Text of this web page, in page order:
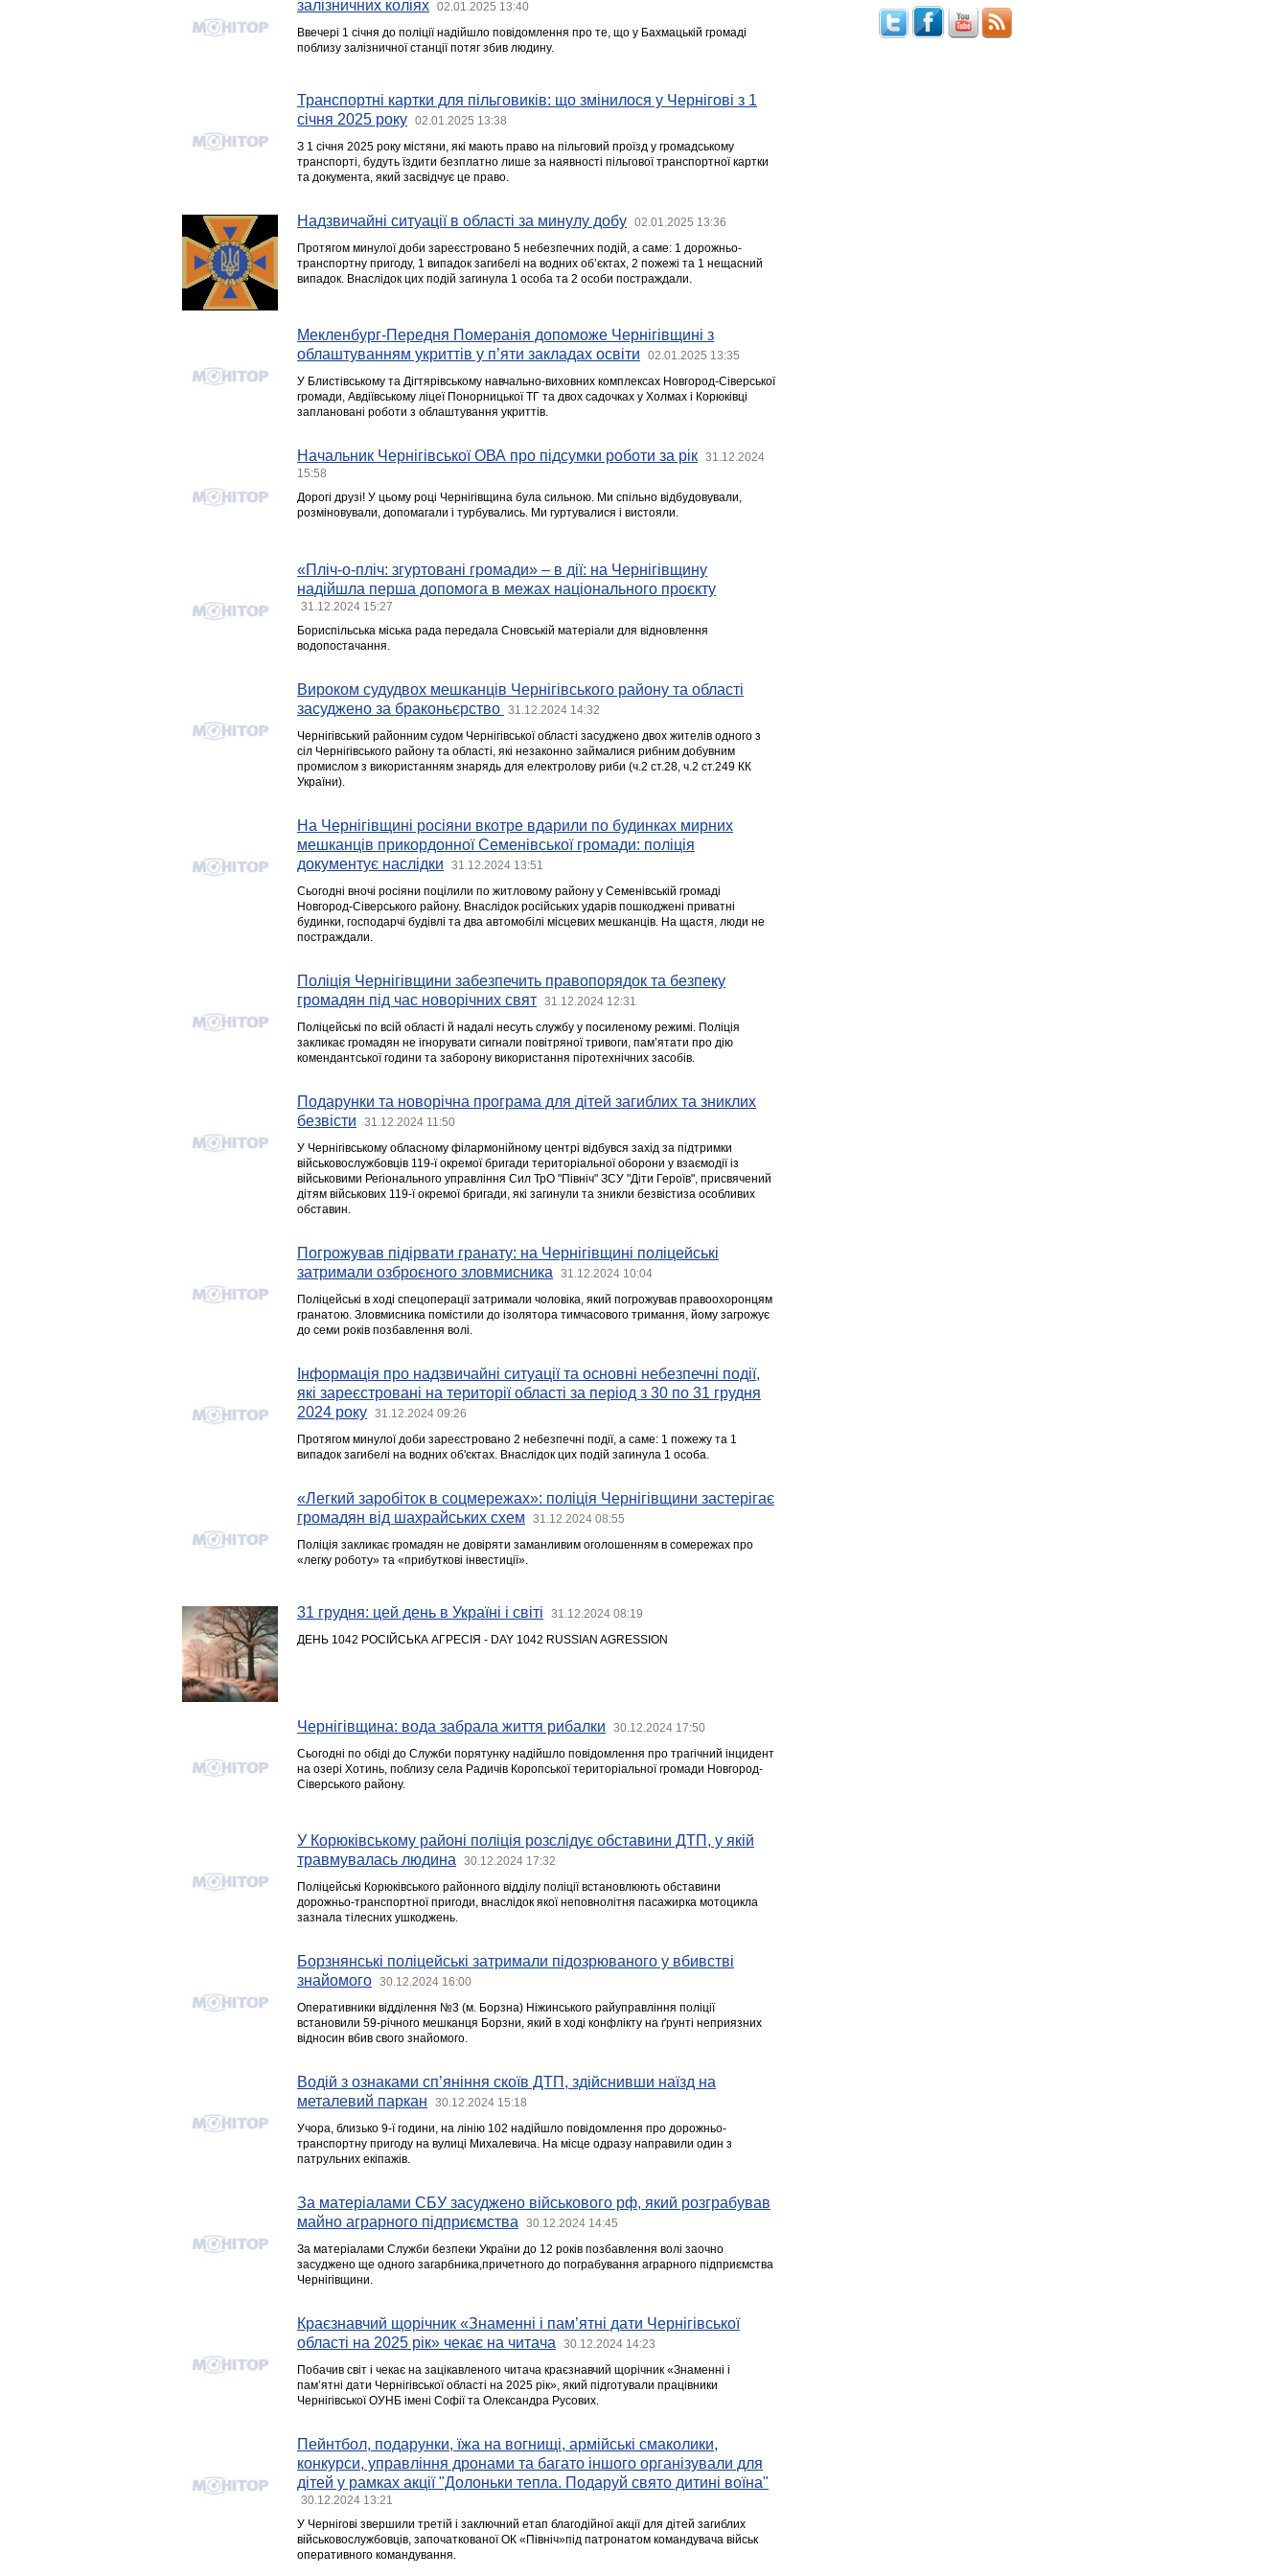
залізничних коліях
02.01.2025 13:40
Ввечері 1 січня до поліції надійшло повідомлення про те, що у Бахмацькій громаді
поблизу залізничної станції потяг збив людину.
Транспортні картки для пільговиків: що змінилося у Чернігові з 1
січня 2025 року
02.01.2025 13:38
З 1 січня 2025 року містяни, які мають право на пільговий проїзд у громадському
транспорті, будуть їздити безплатно лише за наявності пільгової транспортної картки
та документа, який засвідчує це право.
Надзвичайні ситуації в області за минулу добу 02.01.2025 13:36
Протягом минулої доби зареєстровано 5 небезпечних подій, а саме: 1 дорожньо-
транспортну пригоду, 1 випадок загибелі на водних об’єктах, 2 пожежі та 1 нещасний
випадок. Внаслідок цих подій загинула 1 особа та 2 особи постраждали.
Мекленбург-Передня Померанія допоможе Чернігівщині з
облаштуванням укриттів у п’яти закладах освіти
02.01.2025 13:35
У Блистівському та Дігтярівському навчально-виховних комплексах Новгород-Сіверської
громади, Авдіївському ліцеї Понорницької ТГ та двох садочках у Холмах і Корюківці
заплановані роботи з облаштування укриттів.
Начальник Чернігівської ОВА про підсумки роботи за рік
31.12.2024
15:58
Дорогі друзі! У цьому році Чернігівщина була сильною. Ми спільно відбудовували,
розміновували, допомагали і турбувались. Ми гуртувалися і вистояли.
«Пліч-о-пліч: згуртовані громади» – в дії: на Чернігівщину
надійшла перша допомога в межах національного проєкту
31.12.2024 15:27
Бориспільська міська рада передала Сновській матеріали для відновлення
водопостачання.
Вироком судудвох мешканців Чернігівського району та області
засуджено за браконьєрство
31.12.2024 14:32
Чернігівський районним судом Чернігівської області засуджено двох жителів одного з
сіл Чернігівського району та області, які незаконно займалися рибним добувним
промислом з використанням знарядь для електролову риби (ч.2 ст.28, ч.2 ст.249 КК
України).
На Чернігівщині росіяни вкотре вдарили по будинках мирних
мешканців прикордонної Семенівської громади: поліція
документує наслідки
31.12.2024 13:51
Сьогодні вночі росіяни поцілили по житловому району у Семенівській громаді
Новгород-Сіверського району. Внаслідок російських ударів пошкоджені приватні
будинки, господарчі будівлі та два автомобілі місцевих мешканців. На щастя, люди не
постраждали.
Поліція Чернігівщини забезпечить правопорядок та безпеку
громадян під час новорічних свят
31.12.2024 12:31
Поліцейські по всій області й надалі несуть службу у посиленому режимі. Поліція
закликає громадян не ігнорувати сигнали повітряної тривоги, пам’ятати про дію
комендантської години та заборону використання піротехнічних засобів.
Подарунки та новорічна програма для дітей загиблих та зниклих
безвісти
31.12.2024 11:50
У Чернігівському обласному філармонійному центрі відбувся захід за підтримки
військовослужбовців 119-ї окремої бригади територіальної оборони у взаємодії із
військовими Регіонального управління Сил ТрО "Північ" ЗСУ "Діти Героїв", присвячений
дітям військових 119-ї окремої бригади, які загинули та зникли безвістиза особливих
обставин.
Погрожував підірвати гранату: на Чернігівщині поліцейські
затримали озброєного зловмисника
31.12.2024 10:04
Поліцейські в ході спецоперації затримали чоловіка, який погрожував правоохоронцям
гранатою. Зловмисника помістили до ізолятора тимчасового тримання, йому загрожує
до семи років позбавлення волі.
Інформація про надзвичайні ситуації та основні небезпечні події,
які зареєстровані на території області за період з 30 по 31 грудня
2024 року
31.12.2024 09:26
Протягом минулої доби зареєстровано 2 небезпечні події, а саме: 1 пожежу та 1
випадок загибелі на водних об'єктах. Внаслідок цих подій загинула 1 особа.
«Легкий заробіток в соцмережах»: поліція Чернігівщини застерігає
громадян від шахрайських схем
31.12.2024 08:55
Поліція закликає громадян не довіряти заманливим оголошенням в сомережах про
«легку роботу» та «прибуткові інвестиції».
31 грудня: цей день в Україні і світі 31.12.2024 08:19
ДЕНЬ 1042 РОСІЙСЬКА АГРЕСІЯ - DAY 1042 RUSSIAN AGRESSION
Чернігівщина: вода забрала життя рибалки 30.12.2024 17:50
Сьогодні по обіді до Служби порятунку надійшло повідомлення про трагічний інцидент
на озері Хотинь, поблизу села Радичів Коропської територіальної громади Новгород-
Сіверського району.
У Корюківському районі поліція розслідує обставини ДТП, у якій
травмувалась людина
30.12.2024 17:32
Поліцейські Корюківського районного відділу поліції встановлюють обставини
дорожньо-транспортної пригоди, внаслідок якої неповнолітня пасажирка мотоцикла
зазнала тілесних ушкоджень.
Борзнянські поліцейські затримали підозрюваного у вбивстві
знайомого
30.12.2024 16:00
Оперативники відділення №3 (м. Борзна) Ніжинського райуправління поліції
встановили 59-річного мешканця Борзни, який в ході конфлікту на ґрунті неприязних
відносин вбив свого знайомого.
Водій з ознаками спʼяніння скоїв ДТП, здійснивши наїзд на
металевий паркан
30.12.2024 15:18
Учора, близько 9-ї години, на лінію 102 надійшло повідомлення про дорожньо-
транспортну пригоду на вулиці Михалевича. На місце одразу направили один з
патрульних екіпажів.
За матеріалами СБУ засуджено військового рф, який розграбував
майно аграрного підприємства
30.12.2024 14:45
За матеріалами Служби безпеки України до 12 років позбавлення волі заочно
засуджено ще одного загарбника,причетного до пограбування аграрного підприємства
Чернігівщини.
Краєзнавчий щорічник «Знаменні і пам’ятні дати Чернігівської
області на 2025 рік» чекає на читача
30.12.2024 14:23
Побачив світ і чекає на зацікавленого читача краєзнавчий щорічник «Знаменні і
пам’ятні дати Чернігівської області на 2025 рік», який підготували працівники
Чернігівської ОУНБ імені Софії та Олександра Русових.
Пейнтбол, подарунки, їжа на вогнищі, армійські смаколики,
конкурси, управління дронами та багато іншого організували для
дітей у рамках акції "Долоньки тепла. Подаруй свято дитині воїна"
30.12.2024 13:21
У Чернігові звершили третій і заключний етап благодійної акції для дітей загиблих
військовослужбовців, започаткованої ОК «Північ»під патронатом командувача військ
оперативного командування.